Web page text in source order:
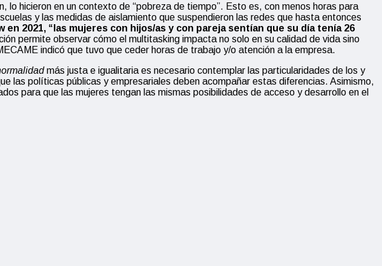
hicieron en un contexto de “pobreza de tiempo”. Esto es, con menos horas para
y las medidas de aislamiento que suspendieron las redes que hasta entonces
en 2021, “ las mujeres con hijos/as y con pareja sentían que su día tenía 26
permite observar cómo el multitasking impacta no solo en su calidad de vida sino
indicó que tuvo que ceder horas de trabajo y/o atención a la empresa.
más justa e igualitaria es necesario contemplar las particularidades de los y
las políticas públicas y empresariales deben acompañar estas diferencias. Asimismo,
para que las mujeres tengan las mismas posibilidades de acceso y desarrollo en el